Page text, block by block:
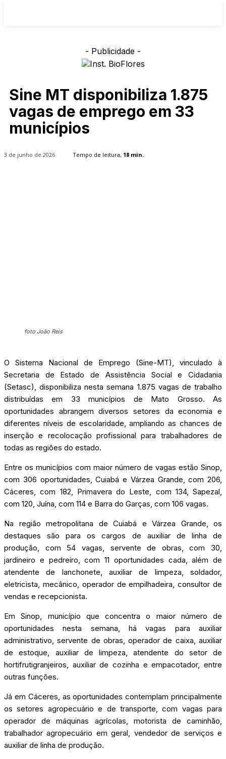
- Publicidade -
Sine MT disponibiliza 1.875
vagas de emprego em 33
municípios
3 de junho de 2026 Tempo de leitura, 18 min.
foto João Reis
O Sistema Nacional de Emprego (Sine-MT), vinculado à
Secretaria de Estado de Assistência Social e Cidadania
(Setasc), disponibiliza nesta semana 1.875 vagas de trabalho
distribuídas em 33 municípios de Mato Grosso. As
oportunidades abrangem diversos setores da economia e
diferentes níveis de escolaridade, ampliando as chances de
inserção e recolocação profissional para trabalhadores de
todas as regiões do estado.
Entre os municípios com maior número de vagas estão Sinop,
com 306 oportunidades, Cuiabá e Várzea Grande, com 206,
Cáceres, com 182, Primavera do Leste, com 134, Sapezal,
com 120, Juína, com 114 e Barra do Garças, com 106 vagas.
Na região metropolitana de Cuiabá e Várzea Grande, os
destaques são para os cargos de auxiliar de linha de
produção, com 54 vagas, servente de obras, com 30,
jardineiro e pedreiro, com 11 oportunidades cada, além de
atendente de lanchonete, auxiliar de limpeza, soldador,
eletricista, mecânico, operador de empilhadeira, consultor de
vendas e recepcionista.
Em Sinop, município que concentra o maior número de
oportunidades nesta semana, há vagas para auxiliar
administrativo, servente de obras, operador de caixa, auxiliar
de estoque, auxiliar de limpeza, atendente do setor de
hortifrutigranjeiros, auxiliar de cozinha e empacotador, entre
outras funções.
Já em Cáceres, as oportunidades contemplam principalmente
os setores agropecuário e de transporte, com vagas para
operador de máquinas agrícolas, motorista de caminhão,
trabalhador agropecuário em geral, vendedor de serviços e
auxiliar de linha de produção.